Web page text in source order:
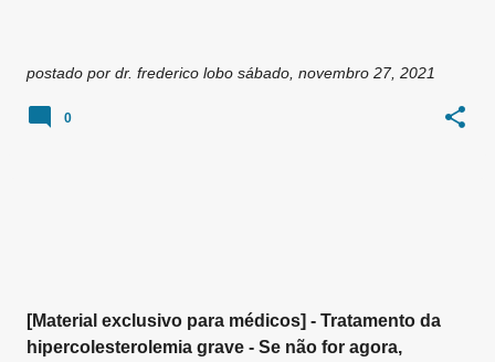
postado por dr. frederico lobo sábado, novembro 27, 2021
0
[Material exclusivo para médicos] - Tratamento da
hipercolesterolemia grave - Se não for agora,